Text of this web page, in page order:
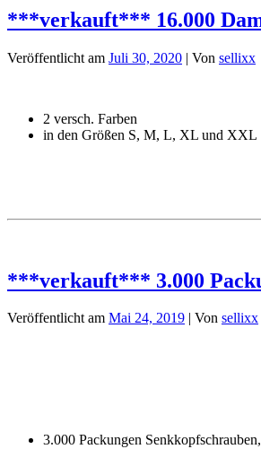
***verkauft*** 16.000
Veröffentlicht am Juli 30, 2020 | Von sellixx
2 versch. Farben
in den Größen S, M, L, XL und XXL
***verkauft*** 3.000
Veröffentlicht am Mai 24, 2019 | Von sellixx
3.000 Packungen